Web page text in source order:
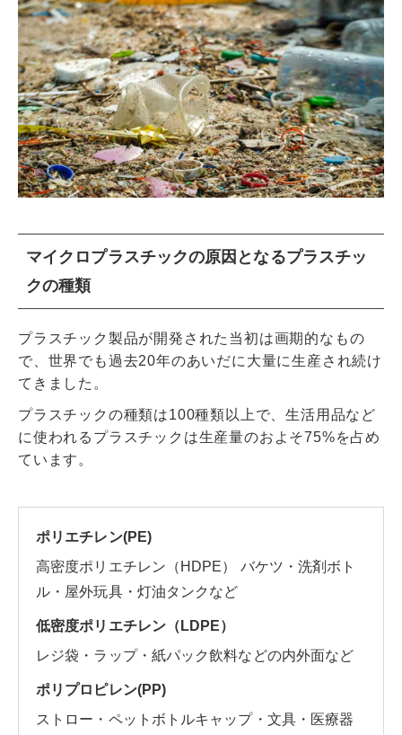
マイクロプラスチックの原因となるプラスチッ
クの種類
プラスチック製品が開発された当初は画期的なもの
で、世界でも過去20年のあいだに大量に生産され続け
てきました。
プラスチックの種類は100種類以上で、生活用品など
に使われるプラスチックは生産量のおよそ75%を占め
ています。
ポリエチレン(PE)
高密度ポリエチレン（HDPE） バケツ・洗剤ボト
ル・屋外玩具・灯油タンクなど
低密度ポリエチレン（LDPE）
レジ袋・ラップ・紙パック飲料などの内外面など
ポリプロピレン(PP)
ストロー・ペットボトルキャップ・文具・医療器